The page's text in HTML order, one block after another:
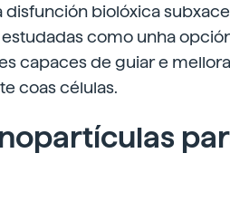
disfunción biolóxica
como unha
capaces de guiar e
coas células.